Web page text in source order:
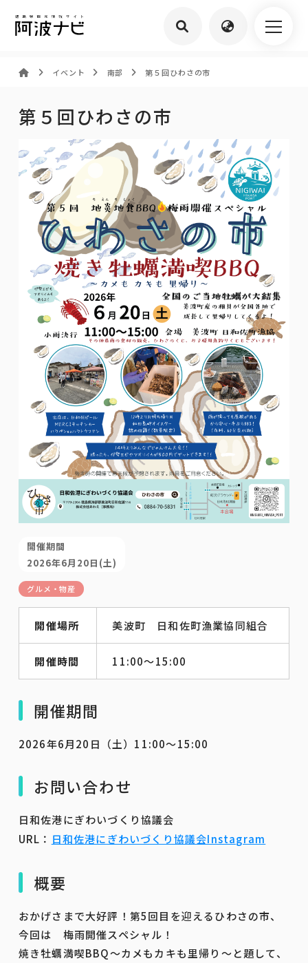
イベント 南部 第５回ひわさの市
第５回ひわさの市
開催期間
2026年6月20日(土)
グルメ・物産
開催場所 美波町 日和佐町漁業協同組合
開催時間 11:00～15:00
開催期間
2026年6月20日（土）11:00～15:00
お問い合わせ
日和佐港にぎわいづくり協議会
URL： 日和佐港にぎわいづくり協議会Instagram
概要
おかげさまで大好評！第5回目を迎えるひわさの市、
今回は 梅雨開催スペシャル！
焼き牡蠣満喫BBQ～カメもカキも里帰り～と題して、